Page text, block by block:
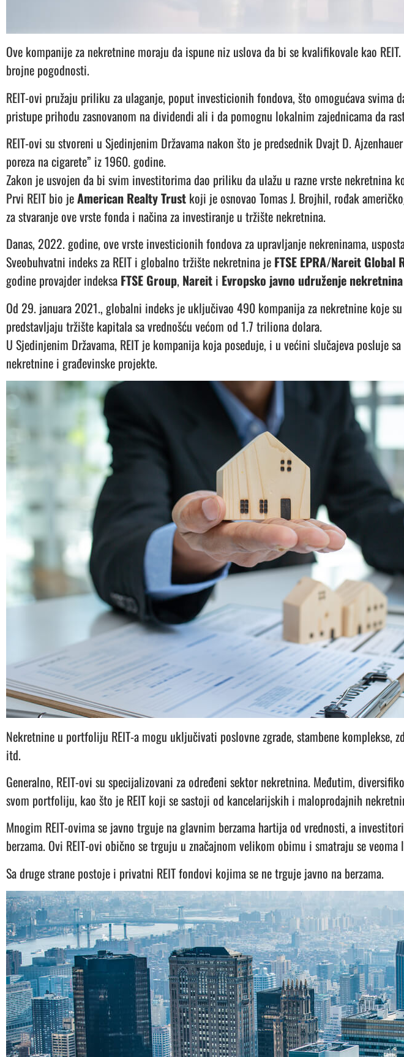
Ove kompanije za nekretnine moraju da ispune niz uslova da bi se kvalifikovale kao REIT.
brojne pogodnosti.
REIT-ovi pružaju priliku za ulaganje, poput investicionih fondova, što omogućava
pristupe prihodu zasnovanom na dividendi ali i da pomognu lokalnim zajednicama da
REIT-ovi su stvoreni u Sjedinjenim Državama nakon što je predsednik Dvajt D.
poreza na cigarete” iz 1960. godine.
Zakon je usvojen da bi svim investitorima dao priliku da ulažu u razne vrste
Prvi REIT bio jeAmerican Realty Trust koji je osnovao Tomas J. Brojhil, rođak
za stvaranje ove vrste fonda i načina za investiranje u tržište nekretnina.
Danas, 2022. godine, ove vrste investicionih fondova za upravljanje nekreninama,
Sveobuhvatni indeks za REIT i globalno tržište nekretnina je FTSE EPRA/Nareit Global
godine provajder indeksa FTSE Group, Nareit i Evropsko javno udruženje
Od 29. januara 2021., globalni indeks je uključivao 490 kompanija za nekretnine koje
predstavljaju tržište kapitala sa vrednošću većom od 1.7 triliona dolara.
U Sjedinjenim Državama, REIT je kompanija koja poseduje, i u većini slučajeva posluje
nekretnine i građevinske projekte.
Nekretnine u portfoliju REIT-a mogu uključivati poslovne zgrade, stambene komplekse,
itd.
Generalno, REIT-ovi su specijalizovani za određeni sektor nekretnina. Međutim,
svom portfoliju, kao što je REIT koji se sastoji od kancelarijskih i maloprodajnih
Mnogim REIT-ovima se javno trguje na glavnim berzama hartija od vrednosti, a
berzama. Ovi REIT-ovi obično se trguju u značajnom velikom obimu i smatraju se
Sa druge strane postoje i privatni REIT fondovi kojima se ne trguje javno na berzama.